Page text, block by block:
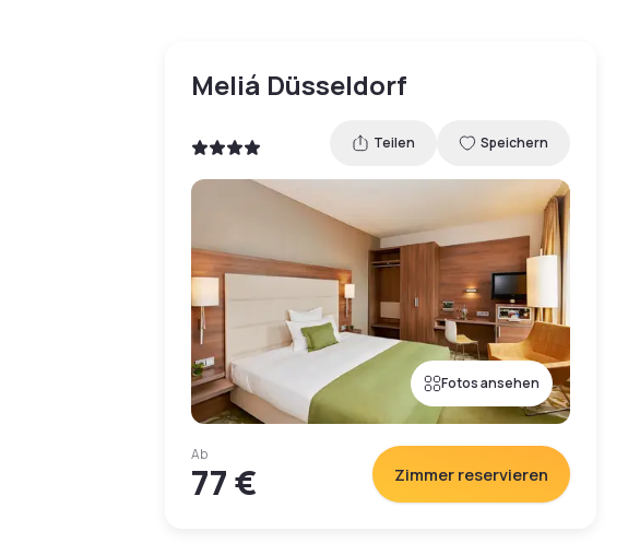
Meliá Düsseldorf
Teilen Speichern
Fotos ansehen
Ab
77 € Zimmer reservieren